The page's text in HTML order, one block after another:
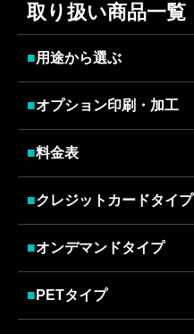
取り扱い商品一覧
■用途から選ぶ
■オプション印刷・加工
■料金表
■クレジットカードタイプ
■オンデマンドタイプ
■ PETタイプ